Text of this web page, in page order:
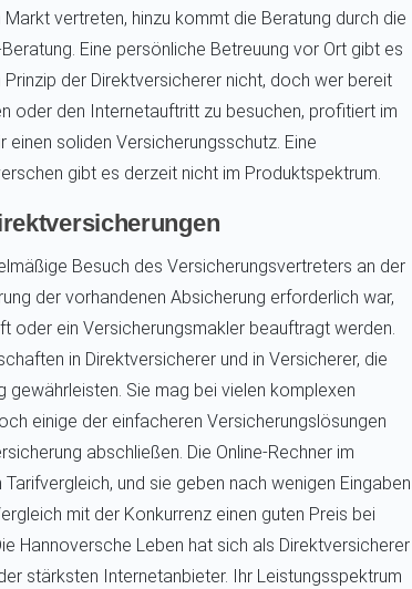
vertreten, hinzu kommt die Beratung durch die
Eine persönliche Betreuung vor Ort gibt es
der Direktversicherer nicht, doch wer bereit
oder den Internetauftritt zu besuchen, profitiert im
einen soliden Versicherungsschutz. Eine
gibt es derzeit nicht im Produktspektrum.
Besuch des Versicherungsvertreters an der
der vorhandenen Absicherung erforderlich war,
oder ein Versicherungsmakler beauftragt werden.
in Direktversicherer und in Versicherer, die
gewährleisten. Sie mag bei vielen komplexen
einige der einfacheren Versicherungslösungen
abschließen. Die Online-Rechner im
und sie geben nach wenigen Eingaben
mit der Konkurrenz einen guten Preis bei
Hannoversche Leben hat sich als Direktversicherer
stärksten Internetanbieter. Ihr Leistungsspektrum